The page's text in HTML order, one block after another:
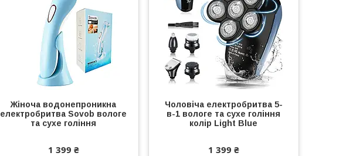
Жіноча водонепроникна
електробритва Sovob вологе
та сухе гоління
1 399 ₴
Чоловіча електробритва 5-
в-1 вологе та сухе гоління
колір Light Blue
1 399 ₴